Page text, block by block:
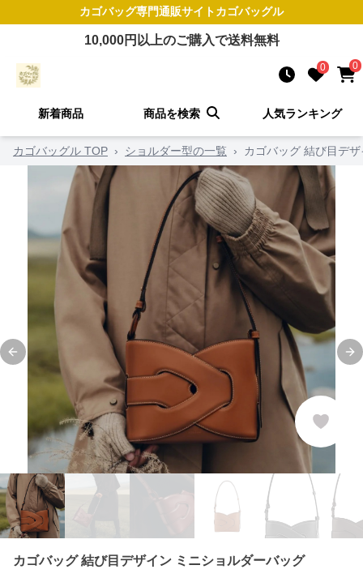
カゴバッグ専門通販サイトカゴバッグル
10,000円以上のご購入で送料無料
0 0
新着商品 商品を検索 人気ランキング
カゴバッグル TOP › ショルダー型の一覧 › カゴバッグ 結び目デ
Previous slide
カゴバッグ 結び目デザイン ミニショルダーバッグ